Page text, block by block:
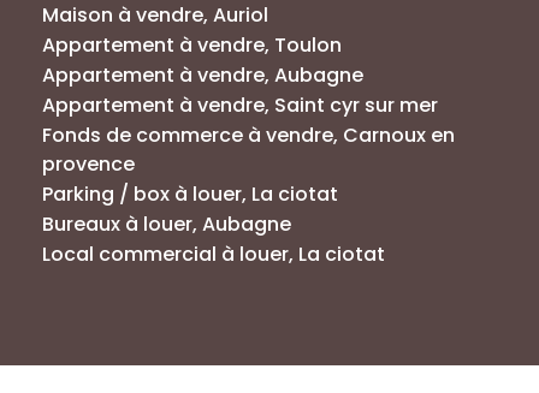
Maison à vendre, Auriol
Appartement à vendre, Toulon
Appartement à vendre, Aubagne
Appartement à vendre, Saint cyr sur mer
Fonds de commerce à vendre, Carnoux en
provence
Parking / box à louer, La ciotat
Bureaux à louer, Aubagne
Local commercial à louer, La ciotat